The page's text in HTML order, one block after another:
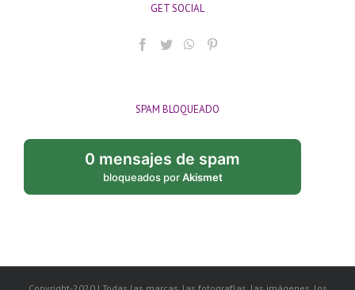
GET SOCIAL
SPAM BLOQUEADO
0 mensajes de spam
bloqueados porAkismet